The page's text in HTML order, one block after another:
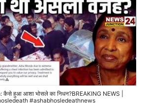
हुआ आशा भोसले का निधन?BREAKING NEWS |
#ashabhosledeathnews